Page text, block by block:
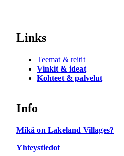
Links
Teemat & reitit
Vinkit & ideat
Kohteet & palvelut
Info
Mikä on Lakeland Villages?
Yhteystiedot